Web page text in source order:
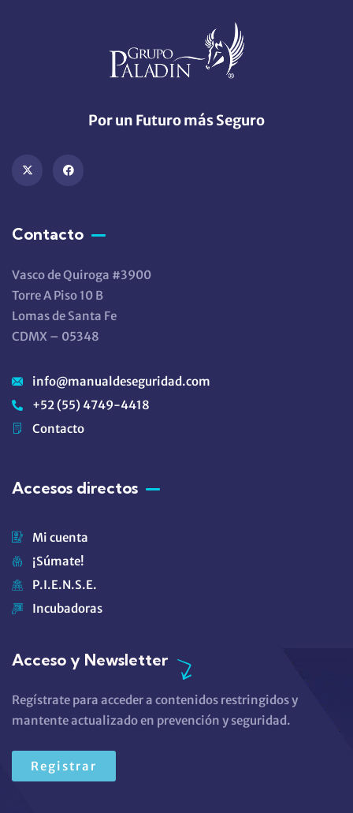
Por un Futuro más Seguro
Contacto
Vasco de Quiroga #3900
Torre A Piso 10 B
Lomas de Santa Fe
CDMX – 05348
info@manualdeseguridad.com
+52 (55) 4749-4418
Contacto
Accesos directos
Mi cuenta
¡Súmate!
P.I.E.N.S.E.
Incubadoras
Acceso y Newsletter
Regístrate para acceder a contenidos restringidos y
mantente actualizado en prevención y seguridad.
Registrar